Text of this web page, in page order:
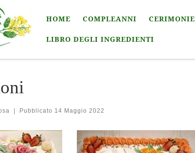
HOME COMPLEANNI CERIMONIE
LIBRO DEGLI INGREDIENTI
Pubblicato 14 Maggio 2022